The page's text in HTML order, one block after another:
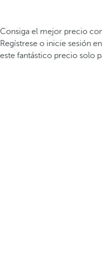
Consiga el mejor precio
Regístrese o inicie sesión
este fantástico precio solo